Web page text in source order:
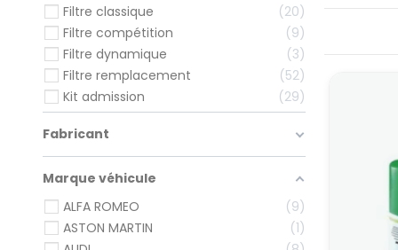
La
Dès
le
Filtre classique
20
Filtre compétition
9
Filtre dynamique
3
Filtre remplacement
52
Kit admission
29
Fabricant
Marque véhicule
ALFA ROMEO
9
ASTON MARTIN
1